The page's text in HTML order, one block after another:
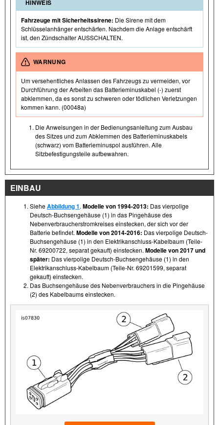
HINWEIS
Fahrzeuge mit Sicherheitssirene: Die Sirene mit dem
Schlüsselanhänger entschärfen. Nachdem die Anlage entschärft
ist, den Zündschalter AUSSCHALTEN.
WARNUNG
Um versehentliches Anlassen des Fahrzeugs zu vermeiden, vor
Durchführung der Arbeiten das Batterieminuskabel (-) zuerst
abklemmen, da es sonst zu schweren oder tödlichen Verletzungen
kommen kann. (00048a)
Die Anweisungen in der Bedienungsanleitung zum Ausbau
des Sitzes und zum Abklemmen des Batterieminuskabels
(schwarz) vom Batterieminuspol ausführen. Alle
Sitzbefestigungsteile aufbewahren.
EINBAU
SieheAbbildung 1. Modelle von 1994-2013: Das vierpolige
Deutsch-Buchsengehäuse (1) in das Pingehäuse des
Nebenverbraucherstromkreises einstecken, der sich vor der
Batterie befindet. Modelle von 2014-2016: Das vierpolige Deutsch-
Buchsengehäuse (1) in den Elektrikanschluss-Kabelbaum (Teile-
Nr. 69200722, separat gekauft) einstecken. Modelle von 2017 und
später: Das vierpolige Deutsch-Buchsengehäuse (1) in den
Elektrikanschluss-Kabelbaum (Teile-Nr. 69201599, separat
gekauft) einstecken.
Das Buchsengehäuse des Nebenverbrauchers in die Pingehäuse
(2) des Kabelbaums einstecken.